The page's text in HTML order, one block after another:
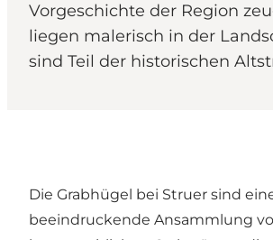
Vorgeschichte der Region
liegen malerisch in der
sind Teil der historischen
Die Grabhügel bei Struer sind
beeindruckende Ansammlung